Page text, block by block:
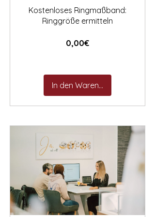
Kostenloses Ringmaßband:
Ringgröße ermitteln
0,00€Preis
In den Warenkorb